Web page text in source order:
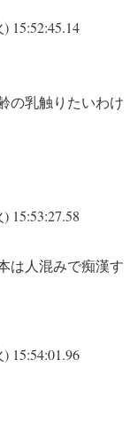
15:52:45.14
の乳触りたいわけ
15:53:27.58
は人混みで痴漢す
15:54:01.96